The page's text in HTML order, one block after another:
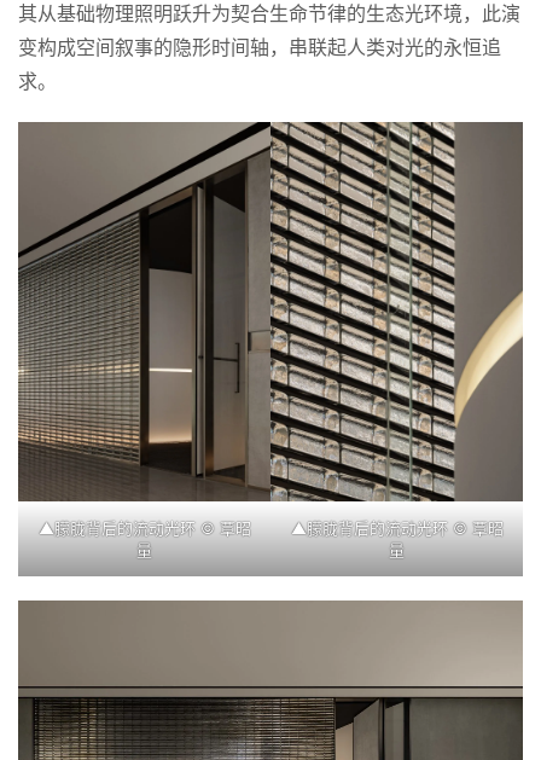
其从基础物理照明跃升为契合生命节律的生态光环境，此演
变构成空间叙事的隐形时间轴，串联起人类对光的永恒追
求。
▲朦胧背后的流动光环 © 覃昭
量
▲朦胧背后的流动光环 © 覃昭
量